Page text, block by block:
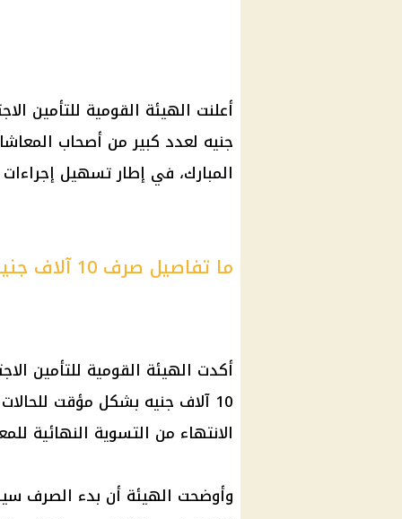
أعلنت الهيئة القومية للتأمين
جنيه لعدد كبير من أصحاب
المبارك، في إطار تسهيل إجراءات
ما تفاصيل صرف 10 آلاف جنيه للمستحقين قبل عيد الأضحى؟
أكدت الهيئة القومية للتأمين
10 آلاف جنيه بشكل مؤقت
الانتهاء من التسوية النهائية
وأوضحت الهيئة أن بدء الصرف